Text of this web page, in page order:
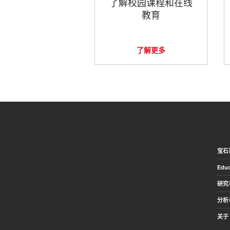
了解校园课程和在线
教育
了解更多
宝石
研究
分析
关于